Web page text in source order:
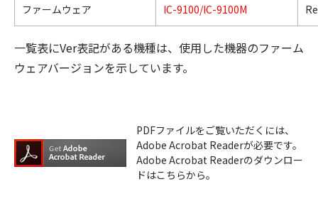
ファームウェア IC-9100/IC-9100M
一覧表にVer表記がある機種は、使用した機器のファーム
ウェアバージョンを示しています。
PDFファイルをご覧いただくには、
Adobe Acrobat Readerが必要です。
Adobe Acrobat Readerのダウンロー
ドはこちらから。